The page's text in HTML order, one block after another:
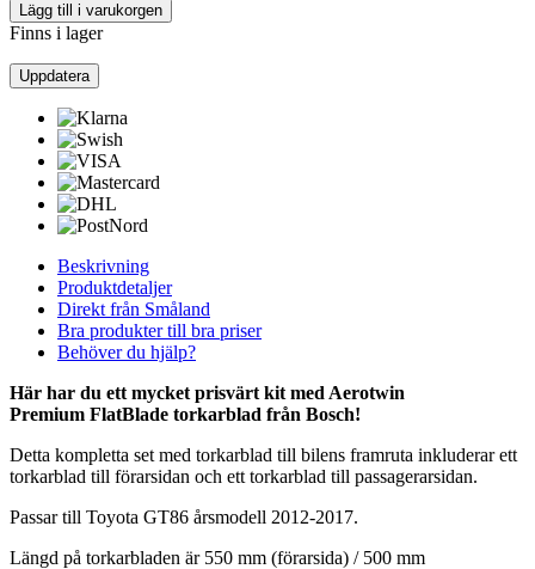
Lägg till i varukorgen
Finns i lager
Beskrivning
Produktdetaljer
Direkt från Småland
Bra produkter till bra priser
Behöver du hjälp?
Här har du ett mycket prisvärt kit med Aerotwin
Premium FlatBlade torkarblad från Bosch!
Detta kompletta set med torkarblad till bilens framruta inkluderar ett
torkarblad till förarsidan och ett torkarblad till passagerarsidan.
Passar till Toyota GT86 årsmodell 2012-2017.
Längd på torkarbladen är 550 mm (förarsida) / 500 mm